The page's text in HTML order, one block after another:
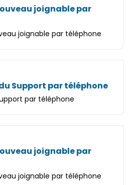
joignable par
joignable par téléphone
Support par téléphone
par téléphone
joignable par
joignable par téléphone